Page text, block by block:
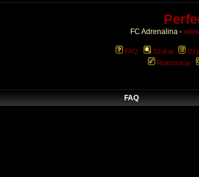
FC Adrenalina -
FAQ Szukaj
Rejestracja
FAQ